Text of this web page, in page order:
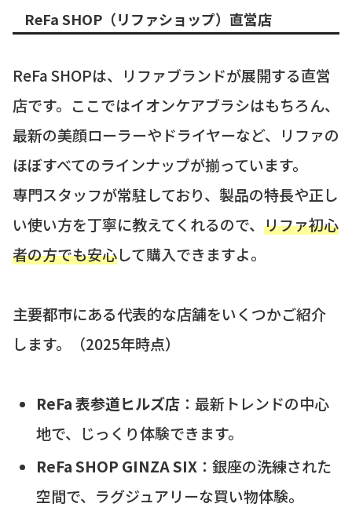
ReFa SHOP（リファショップ）直営店
ReFa SHOPは、リファブランドが展開する直営
店です。ここではイオンケアブラシはもちろん、
最新の美顔ローラーやドライヤーなど、リファの
ほぼすべてのラインナップが揃っています。
専門スタッフが常駐しており、製品の特長や正し
い使い方を丁寧に教えてくれるので、 リファ初心
者の方でも安心して購入できますよ。
主要都市にある代表的な店舗をいくつかご紹介
します。（2025年時点）
ReFa 表参道ヒルズ店：最新トレンドの中心
地で、じっくり体験できます。
ReFa SHOP GINZA SIX：銀座の洗練された
空間で、ラグジュアリーな買い物体験。